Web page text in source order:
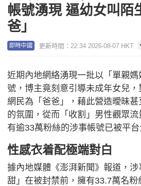
帳號湧現 逼幼女叫陌
爸」
即時中國 更新時間：22:34 2026-08-07 HKT
近期內地網絡湧現一批以「單親
號，博主竟刻意引導未成年女兒
網民為「爸爸」，藉此營造曖昧
的氛圍，從而「收割」男性觀眾
有逾33萬粉絲的涉事帳號已被平台
性感衣着配極端對白
據內地媒體《澎湃新聞》報道，涉
甜」在被封禁前，擁有33.7萬名粉